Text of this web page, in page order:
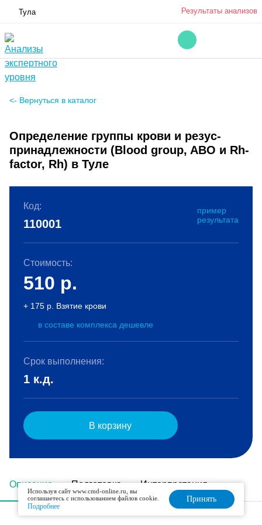
Тула Результаты анализов
<- Вернуться в каталог
Определение группы крови и резус-
принадлежности (Blood group, ABO и Rh-
factor, Rh) в Туле
Описание Подготовка Интерпретация
Код:
пример
результата
110001
Стоимость:
510 р.
+ 175 р. Взятие крови
в составе комплекса дешевле
Срок выполнения:
1 к.д.
В корзину
Используя сайт www.cmd-online.ru, вы
соглашаетесь с использованием файлов cookie.
Подробнее
Принять